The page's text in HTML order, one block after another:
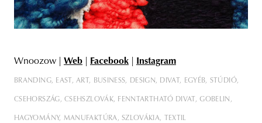
Wnoozow | Web Facebook Instagram
BRANDING EAST ART BUSINESS DESIGN DIVAT EGYÉB STÚDIÓ
CSEHORSZÁG CSEHSZLOVÁK FENNTARTHATÓ DIVAT GOBELIN
HAGYOMÁNY MANUFAKTÚRA SZLOVÁKIA TEXTIL